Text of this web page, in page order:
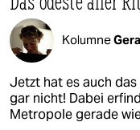
Kolumne
Jetzt hat es auch
gar nicht! Dabei
Metropole gerade